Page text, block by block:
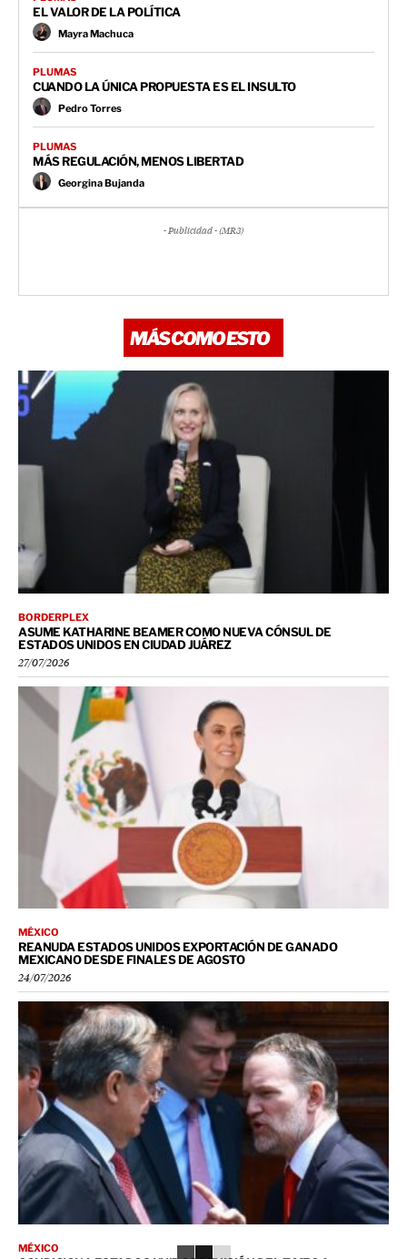
EL VALOR DE LA POLÍTICA
Mayra Machuca
PLUMAS
CUANDO LA ÚNICA PROPUESTA ES EL INSULTO
Pedro Torres
PLUMAS
MÁS REGULACIÓN, MENOS LIBERTAD
Georgina Bujanda
- Publicidad - (MR3)
MÁS COMO ESTO
BORDERPLEX
ASUME KATHARINE BEAMER COMO NUEVA CÓNSUL DE
ESTADOS UNIDOS EN CIUDAD JUÁREZ
27/07/2026
MÉXICO
REANUDA ESTADOS UNIDOS EXPORTACIÓN DE GANADO
MEXICANO DESDE FINALES DE AGOSTO
24/07/2026
MÉXICO